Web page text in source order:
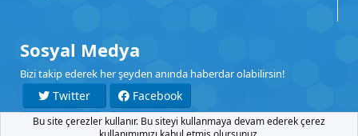
Sosyal Medya
Bizi takip ederek her şeyden anında haberdar olabilirsin!
Twitter
Facebook
YouTube
Instagram
Bu site çerezler kullanır. Bu siteyi kullanmaya devam ederek çerez